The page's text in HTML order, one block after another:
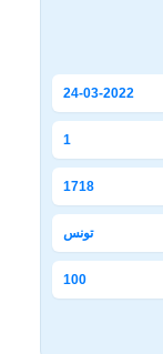
24-03-2022
1
1718
تونس
100